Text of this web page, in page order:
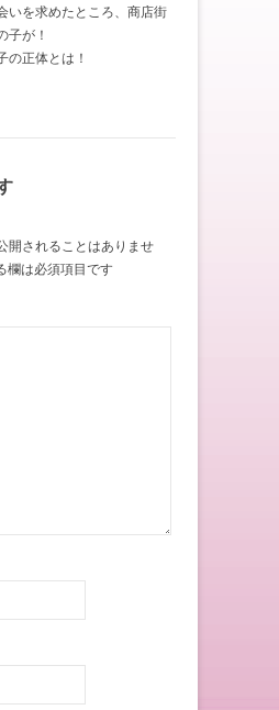
いを求めたところ、商店街
子が！
の正体とは！
開されることはありませ
欄は必須項目です